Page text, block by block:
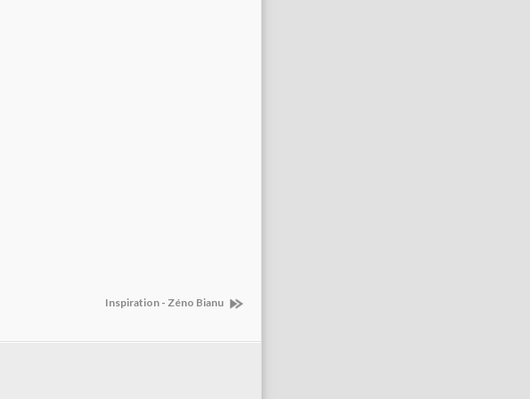
Inspiration - Zéno Bianu